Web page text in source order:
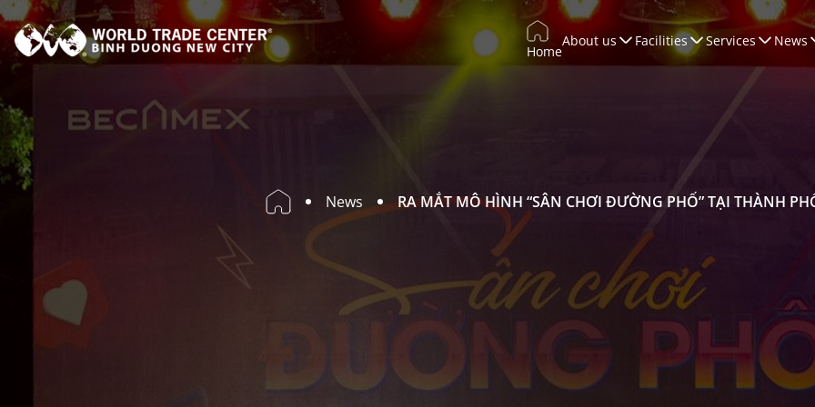
Home
About us Facilities Services
Marketing
News
News RA MẮT MÔ HÌNH “SÂN CHƠI ĐƯỜNG PHỐ” TẠI THÀNH